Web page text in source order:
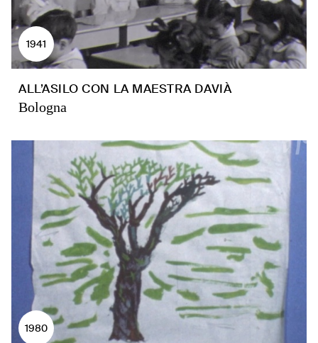
1941
ALL’ASILO CON LA MAESTRA DAVIÀ
Bologna
1980